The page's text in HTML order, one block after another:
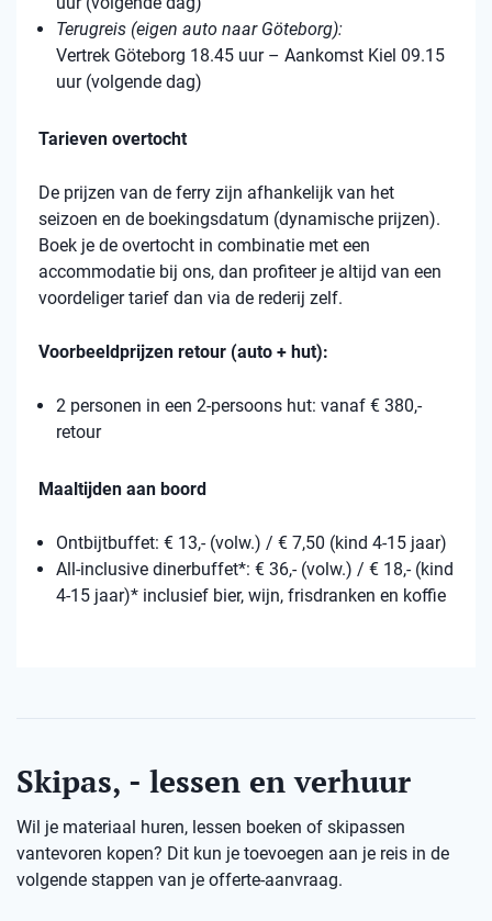
Terugreis (eigen auto naar Göteborg):
Vertrek Göteborg 18.45 uur – Aankomst Kiel 09.15
uur (volgende dag)
Tarieven overtocht
De prijzen van de ferry zijn afhankelijk van het
seizoen en de boekingsdatum (dynamische prijzen).
Boek je de overtocht in combinatie met een
accommodatie bij ons, dan profiteer je altijd van een
voordeliger tarief dan via de rederij zelf.
Voorbeeldprijzen retour (auto + hut):
2 personen in een 2-persoons hut: vanaf € 380,-
retour
Maaltijden aan boord
Ontbijtbuffet: € 13,- (volw.) / € 7,50 (kind 4-15 jaar)
All-inclusive dinerbuffet*: € 36,- (volw.) / € 18,- (kind
4-15 jaar)* inclusief bier, wijn, frisdranken en koffie
Skipas, - lessen en verhuur
Wil je materiaal huren, lessen boeken of skipassen
vantevoren kopen? Dit kun je toevoegen aan je reis in de
volgende stappen van je offerte-aanvraag.